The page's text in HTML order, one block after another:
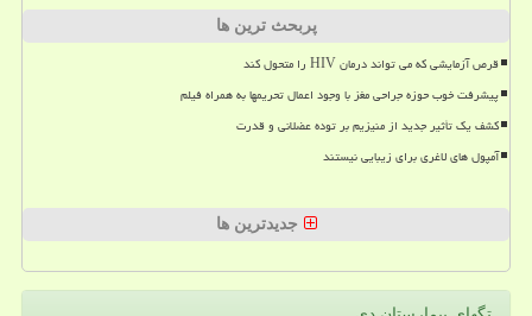
پربحث ترین ها
قرص آزمایشی که می تواند درمان HIV را متحول کند
پیشرفت خوب حوزه جراحی مغز با وجود اعمال تحریمها به همراه فیلم
کشف یک تأثیر جدید از منیزیم بر توده عضلانی و قدرت
آمپول های لاغری برای زیبایی نیستند
جدیدترین ها